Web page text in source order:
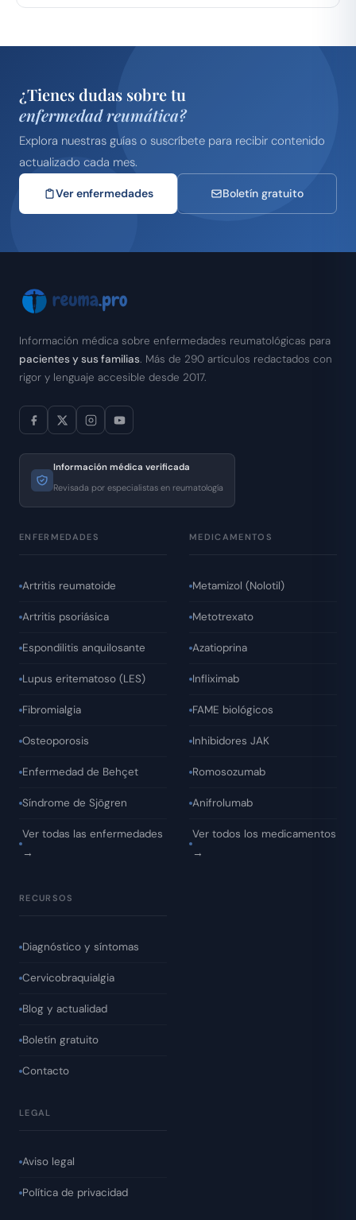
¿Tienes dudas sobre tu
enfermedad reumática?
Explora nuestras guías o suscríbete para recibir contenido
actualizado cada mes.
Ver enfermedades Boletín gratuito
Información médica sobre enfermedades reumatológicas para
pacientes y sus familias. Más de 290 artículos redactados con
rigor y lenguaje accesible desde 2017.
Información médica verificada
Revisada por especialistas en reumatología
ENFERMEDADES
Artritis reumatoide
Artritis psoriásica
Espondilitis anquilosante
Lupus eritematoso (LES)
Fibromialgia
Osteoporosis
Enfermedad de Behçet
Síndrome de Sjögren
Ver todas las enfermedades
→
MEDICAMENTOS
Metamizol (Nolotil)
Metotrexato
Azatioprina
Infliximab
FAME biológicos
Inhibidores JAK
Romosozumab
Anifrolumab
Ver todos los medicamentos
→
RECURSOS
Diagnóstico y síntomas
Cervicobraquialgia
Blog y actualidad
Boletín gratuito
Contacto
LEGAL
Aviso legal
Política de privacidad